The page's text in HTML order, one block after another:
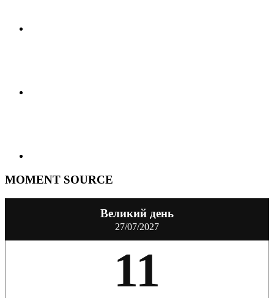
MOMENT SOURCE
Великий день
27/07/2027
11